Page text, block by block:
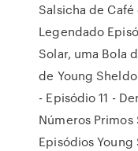
Salsicha de
Legendado
Solar, uma Bola
de Young
- Episódio 11 -
Números Primos
Episódios Young